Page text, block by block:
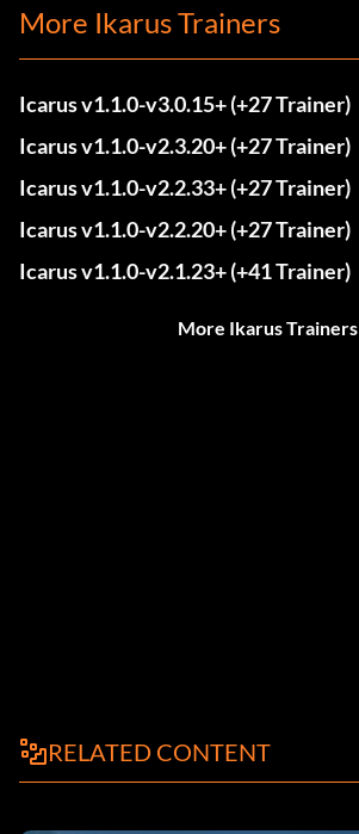
More Ikarus Trainers
Icarus v1.1.0-v3.0.15+ (+27 Trainer)
Icarus v1.1.0-v2.3.20+ (+27 Trainer)
Icarus v1.1.0-v2.2.33+ (+27 Trainer)
Icarus v1.1.0-v2.2.20+ (+27 Trainer)
Icarus v1.1.0-v2.1.23+ (+41 Trainer)
More Ikarus Trainers
RELATED CONTENT